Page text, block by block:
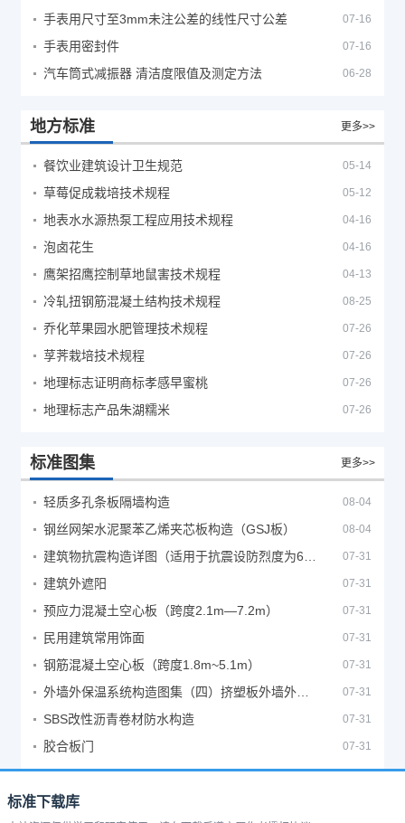
手表用尺寸至3mm未注公差的线性尺寸公差 07-16
手表用密封件 07-16
汽车筒式减振器 清洁度限值及测定方法 06-28
地方标准 更多>>
餐饮业建筑设计卫生规范 05-14
草莓促成栽培技术规程 05-12
地表水水源热泵工程应用技术规程 04-16
泡卤花生 04-16
鹰架招鹰控制草地鼠害技术规程 04-13
冷轧扭钢筋混凝土结构技术规程 08-25
乔化苹果园水肥管理技术规程 07-26
莩荠栽培技术规程 07-26
地理标志证明商标孝感早蜜桃 07-26
地理标志产品朱湖糯米 07-26
标准图集 更多>>
轻质多孔条板隔墙构造 08-04
钢丝网架水泥聚苯乙烯夹芯板构造（GSJ板） 08-04
07-31
建筑外遮阳 07-31
预应力混凝土空心板（跨度2.1m—7.2m） 07-31
民用建筑常用饰面 07-31
钢筋混凝土空心板（跨度1.8m~5.1m） 07-31
07-31
SBS改性沥青卷材防水构造 07-31
胶合板门 07-31
标准下载库